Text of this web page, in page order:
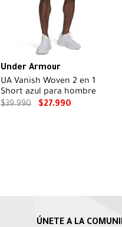
Under Armour
UA Vanish Woven 2 en 1
Short azul para hombre
$39.990 $27.990